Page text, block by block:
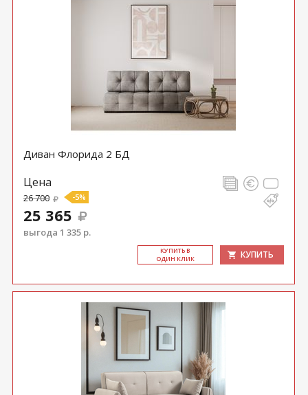
Диван Флорида 2 БД
Цена
26 700 -5%
25 365
выгода 1 335 р.
КУ­ПИТЬ В
ОДИН КЛИК
КУПИТЬ